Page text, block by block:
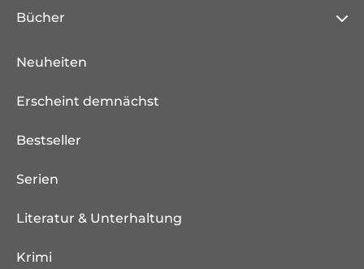
Bücher
Neuheiten
Erscheint demnächst
Bestseller
Serien
Literatur & Unterhaltung
Krimi